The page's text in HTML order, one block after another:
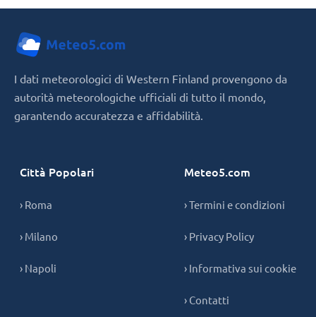
I dati meteorologici di Western Finland provengono da
autorità meteorologiche ufficiali di tutto il mondo,
garantendo accuratezza e affidabilità.
Città Popolari
› Roma
› Milano
› Napoli
Meteo5.com
› Termini e condizioni
› Privacy Policy
› Informativa sui cookie
› Contatti